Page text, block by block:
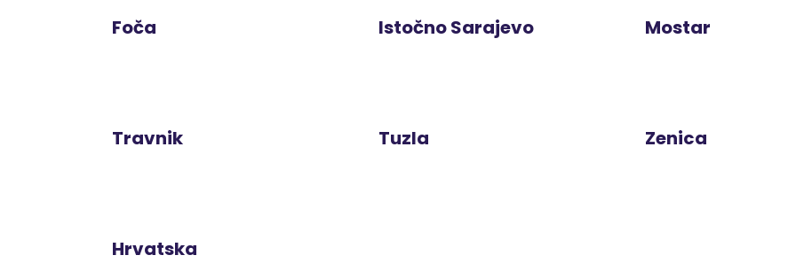
Foča Istočno Sarajevo Mostar
Travnik Tuzla Zenica
Hrvatska